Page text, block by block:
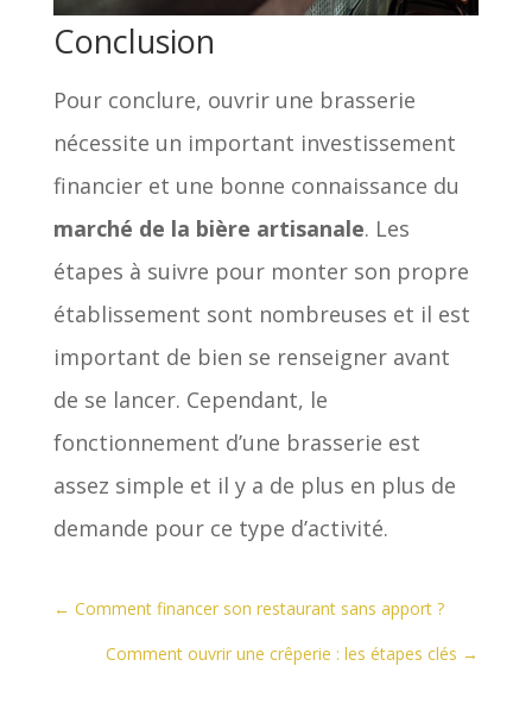
Conclusion
Pour conclure, ouvrir une brasserie
nécessite un important investissement
financier et une bonne connaissance du
marché de la bière artisanale. Les
étapes à suivre pour monter son propre
établissement sont nombreuses et il est
important de bien se renseigner avant
de se lancer. Cependant, le
fonctionnement d’une brasserie est
assez simple et il y a de plus en plus de
demande pour ce type d’activité.
← Comment financer son restaurant sans apport ?
Comment ouvrir une crêperie : les étapes clés →